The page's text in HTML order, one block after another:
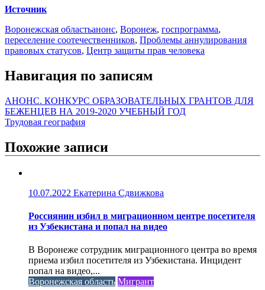
Источник
Воронежская областьанонс, Воронеж, госпрограмма,
переселение соотечественников, Проблемы аннулирования
правовых статусов, Центр защиты прав человека
Навигация по записям
АНОНС. КОНКУРС ОБРАЗОВАТЕЛЬНЫХ ГРАНТОВ ДЛЯ
БЕЖЕНЦЕВ НА 2019-2020 УЧЕБНЫЙ ГОД
Трудовая география
Похожие записи
10.07.2022 Екатерина Сдвижкова
Россиянин избил в миграционном центре посетителя
из Узбекистана и попал на видео
В Воронеже сотрудник миграционного центра во время
приема избил посетителя из Узбекистана. Инцидент
попал на видео,...
Воронежская область Мигрант